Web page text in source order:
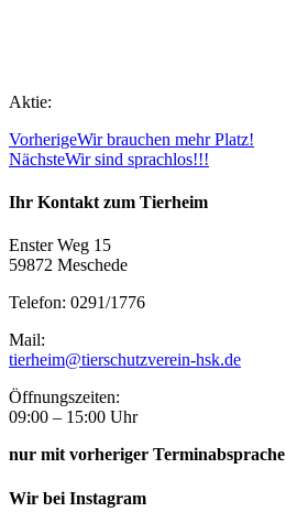
Aktie:
VorherigeWir brauchen mehr Platz!
NächsteWir sind sprachlos!!!
Ihr Kontakt zum Tierheim
Enster Weg 15
59872 Meschede
Telefon: 0291/1776
Mail:
tierheim@tierschutzverein-hsk.de
Öffnungszeiten:
09:00 – 15:00 Uhr
nur mit vorheriger Terminabsprache
Wir bei Instagram